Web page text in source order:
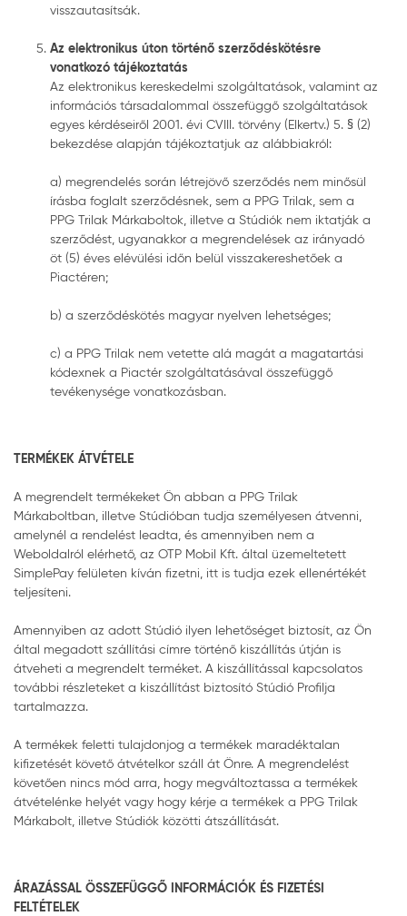
visszautasítsák.
Az elektronikus úton történő szerződéskötésre
vonatkozó tájékoztatás
Az elektronikus kereskedelmi szolgáltatások, valamint az
információs társadalommal összefüggő szolgáltatások
egyes kérdéseiről 2001. évi CVIII. törvény (Elkertv.) 5. § (2)
bekezdése alapján tájékoztatjuk az alábbiakról:
a) megrendelés során létrejövő szerződés nem minősül
írásba foglalt szerződésnek, sem a PPG Trilak, sem a
PPG Trilak Márkaboltok, illetve a Stúdiók nem iktatják a
szerződést, ugyanakkor a megrendelések az irányadó
öt (5) éves elévülési időn belül visszakereshetőek a
Piactéren;
b) a szerződéskötés magyar nyelven lehetséges;
c) a PPG Trilak nem vetette alá magát a magatartási
kódexnek a Piactér szolgáltatásával összefüggő
tevékenysége vonatkozásban.
TERMÉKEK ÁTVÉTELE
A megrendelt termékeket Ön abban a PPG Trilak
Márkaboltban, illetve Stúdióban tudja személyesen átvenni,
amelynél a rendelést leadta, és amennyiben nem a
Weboldalról elérhető, az OTP Mobil Kft. által üzemeltetett
SimplePay felületen kíván fizetni, itt is tudja ezek ellenértékét
teljesíteni.
Amennyiben az adott Stúdió ilyen lehetőséget biztosít, az Ön
által megadott szállítási címre történő kiszállítás útján is
átveheti a megrendelt terméket. A kiszállítással kapcsolatos
további részleteket a kiszállítást biztosító Stúdió Profilja
tartalmazza.
A termékek feletti tulajdonjog a termékek maradéktalan
kifizetését követő átvételkor száll át Önre. A megrendelést
követően nincs mód arra, hogy megváltoztassa a termékek
átvételénke helyét vagy hogy kérje a termékek a PPG Trilak
Márkabolt, illetve Stúdiók közötti átszállítását.
ÁRAZÁSSAL ÖSSZEFÜGGŐ INFORMÁCIÓK ÉS FIZETÉSI
FELTÉTELEK